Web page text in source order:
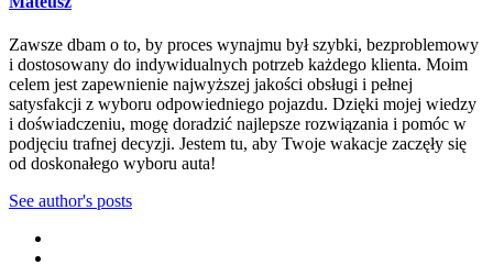
Zawsze dbam o to, by proces wynajmu był szybki, bezproblemowy
i dostosowany do indywidualnych potrzeb każdego klienta. Moim
celem jest zapewnienie najwyższej jakości obsługi i pełnej
satysfakcji z wyboru odpowiedniego pojazdu. Dzięki mojej wiedzy
i doświadczeniu, mogę doradzić najlepsze rozwiązania i pomóc w
podjęciu trafnej decyzji. Jestem tu, aby Twoje wakacje zaczęły się
od doskonałego wyboru auta!
See author's posts